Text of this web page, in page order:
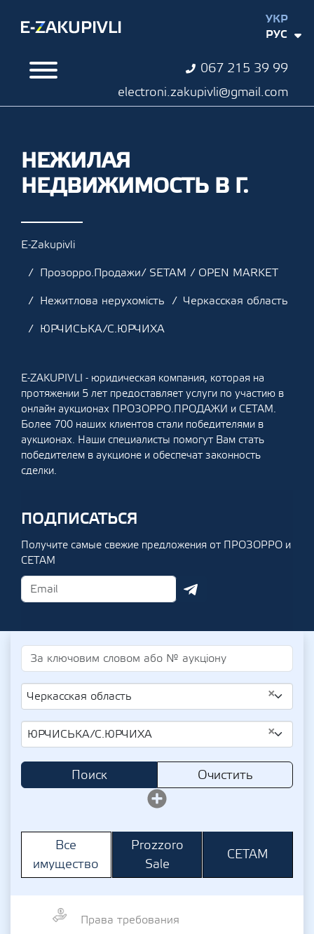
067 215 39 99
electroni.zakupivli@gmail.com
УКР
РУС
НЕЖИЛАЯ
НЕДВИЖИМОСТЬ В Г.
E-Zakupivli
Прозорро.Продажи/ SETAM / OPEN MARKET
Нежитлова нерухомість
Черкасская область
ЮРЧИСЬКА/С.ЮРЧИХА
E-ZAKUPIVLI - юридическая компания, которая на
протяжении 5 лет предоставляет услуги по участию в
онлайн аукционах ПРОЗОРРО.ПРОДАЖИ и СЕТАМ.
Более 700 наших клиентов стали победителями в
аукционах. Наши специалисты помогут Вам стать
победителем в аукционе и обеспечат законность
сделки.
ПОДПИСАТЬСЯ
Получите самые свежие предложения от ПРОЗОРРО и
СЕТАМ
×
Черкасская область
×
ЮРЧИСЬКА/С.ЮРЧИХА
Поиск Очистить
Все
имущество
Prozzoro
Sale
СЕТАМ
Права требования